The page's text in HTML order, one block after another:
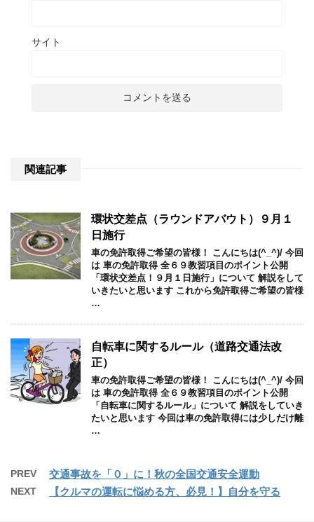
サイト
関連記事
環状交差点（ラウンドアバウト）９月１
日施行
車の免許取得ご希望の皆様！ こんにちは(^_^)/ 今回
は 車の免許取得 全６９教習項目のポイント公開
「環状交差点！９月１日施行」について 解説をして
いきたいと思います これから免許取得ご希望の皆様
…
自転車に関するルール（道路交通法改
正）
車の免許取得ご希望の皆様！ こんにちは(^_^)/ 今回
は 車の免許取得 全６９教習項目のポイント公開
「自転車に関するルール」について 解説をしていき
たいと思います 今回は車の免許取得には少しだけ離
…
PREV 交通事故を「０」に！秋の全国交通安全運動
NEXT 【クルマの運転に悩める方、必見！】自分を守る